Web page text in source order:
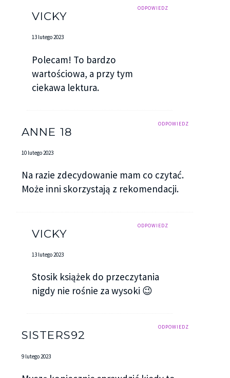
ODPOWIEDZ
VICKY
13 lutego 2023
Polecam! To bardzo
wartościowa, a przy tym
ciekawa lektura.
ODPOWIEDZ
ANNE 18
10 lutego 2023
Na razie zdecydowanie mam co czytać.
Może inni skorzystają z rekomendacji.
ODPOWIEDZ
VICKY
13 lutego 2023
Stosik książek do przeczytania
nigdy nie rośnie za wysoki 😉
ODPOWIEDZ
SISTERS92
9 lutego 2023